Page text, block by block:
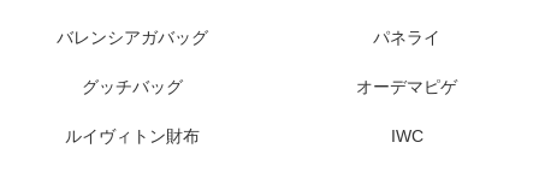
バレンシアガバッグ
グッチバッグ
ルイヴィトン財布
パネライ
オーデマピゲ
IWC